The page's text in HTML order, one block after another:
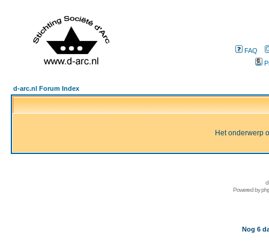
FAQ
d-arc.nl Forum Index
Het onderwerp
Powered by
Nog 6